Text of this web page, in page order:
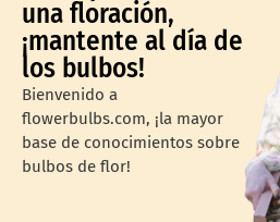
una floración,
¡mantente al día de
los bulbos!
Bienvenido a
flowerbulbs.com, ¡la mayor
base de conocimientos sobre
bulbos de flor!